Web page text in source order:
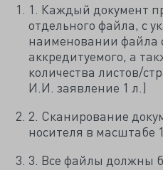
1. Каждый документ
отдельного файла, с
наименовании
аккредитуемого, а
количества листов/
И.И. заявление 1 л.)
2. Сканирование
носителя в масштабе
3. Все файлы должны